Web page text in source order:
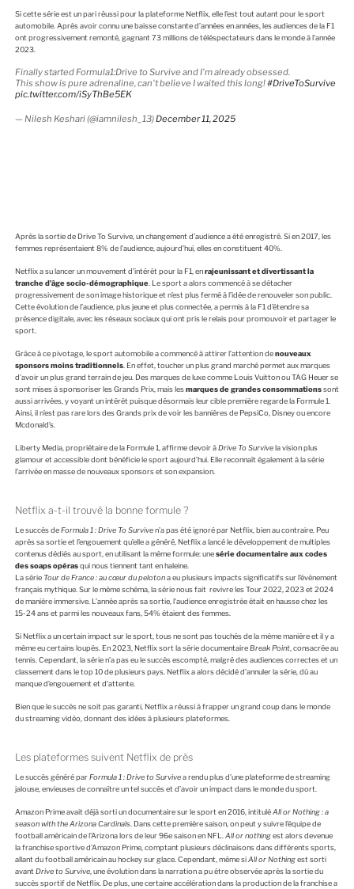
Si cette série est un pari réussi pour la plateforme Netflix, elle l’est tout autant pour le sport
automobile. Après avoir connu une baisse constante d’années en années, les audiences de la F1
ont progressivement remonté, gagnant 73 millions de téléspectateurs dans le monde à l’année
2023.
Finally started Formula1:Drive to Survive and I'm already obsessed.
This show is pure adrenaline, can't believe I waited this long!#DriveToSurvive
pic.twitter.com/iSyThBe5EK
— Nilesh Keshari (@iamnilesh_13)December 11, 2025
Après la sortie de Drive To Survive, un changement d’audience a été enregistré. Si en 2017, les
femmes représentaient 8% de l’audience, aujourd’hui, elles en constituent 40%.
Netflix a su lancer un mouvement d’intérêt pour la F1, enrajeunissant et divertissant la
tranche d’âge socio-démographique. Le sport a alors commencé à se détacher
progressivement de son image historique et n’est plus fermé à l’idée de renouveler son public.
Cette évolution de l’audience, plus jeune et plus connectée, a permis à la F1 d’étendre sa
présence digitale, avec les réseaux sociaux qui ont pris le relais pour promouvoir et partager le
sport.
Grâce à ce pivotage, le sport automobile a commencé à attirer l’attention denouveaux
sponsors moins traditionnels. En effet, toucher un plus grand marché permet aux marques
d’avoir un plus grand terrain de jeu. Des marques de luxe comme Louis Vuitton ou TAG Heuer se
sont mises à sponsoriser les Grands Prix, mais lesmarques de grandes consommationssont
aussi arrivées, y voyant un intérêt puisque désormais leur cible première regarde la Formule 1.
Ainsi, il n’est pas rare lors des Grands prix de voir les bannières de PepsiCo, Disney ou encore
Mcdonald’s.
Liberty Media, propriétaire de la Formule 1, affirme devoir àDrive To Survivela vision plus
glamour et accessible dont bénéficie le sport aujourd’hui. Elle reconnaît également à la série
l’arrivée en masse de nouveaux sponsors et son expansion.
Netflix a-t-il trouvé la bonne formule ?
Le succès deFormula 1 : Drive To Surviven’a pas été ignoré par Netflix, bien au contraire. Peu
après sa sortie et l’engouement qu’elle a généré, Netflix a lancé le développement de multiples
contenus dédiés au sport, en utilisant la même formule: unesérie documentaire aux codes
des soaps opérasqui nous tiennent tant en haleine.
La série Tour de France : au cœur du pelotona eu plusieurs impacts significatifs sur l’évènement
français mythique. Sur le même schéma, la série nous fait revivre les Tour 2022, 2023 et 2024
de manière immersive. L’année après sa sortie, l’audience enregistrée était en hausse chez les
15-24 ans et parmi les nouveaux fans, 54% étaient des femmes.
Si Netflix a un certain impact sur le sport, tous ne sont pas touchés de la même manière et il y a
même eu certains loupés. En 2023, Netflix sort la série documentaireBreak Point, consacrée au
tennis. Cependant, la série n’a pas eu le succès escompté, malgré des audiences correctes et un
classement dans le top 10 de plusieurs pays. Netflix a alors décidé d’annuler la série, dû au
manque d’engouement et d’attente.
Bien que le succès ne soit pas garanti, Netflix a réussi à frapper un grand coup dans le monde
du streaming vidéo, donnant des idées à plusieurs plateformes.
Les plateformes suivent Netflix de près
Le succès généré parFormula 1 : Drive to Survivea rendu plus d’une plateforme de streaming
jalouse, envieuses de connaître un tel succès et d’avoir un impact dans le monde du sport.
Amazon Prime avait déjà sorti un documentaire sur le sport en 2016, intituléAll or Nothing : a
season with the Arizona Cardinals. Dans cette première saison, on peut y suivre l’équipe de
football américain de l’Arizona lors de leur 96e saison en NFL.All or nothingest alors devenue
la franchise sportive d’Amazon Prime, comptant plusieurs déclinaisons dans différents sports,
allant du football américain au hockey sur glace. Cependant, même siAll or Nothingest sorti
avantDrive to Survive, une évolution dans la narration a pu être observée après la sortie du
succès sportif de Netflix. De plus, une certaine accélération dans la production de la franchise a